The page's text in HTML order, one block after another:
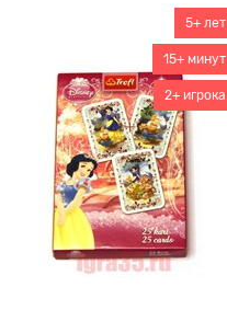
5+ лет
15+ минут
2+ игрока